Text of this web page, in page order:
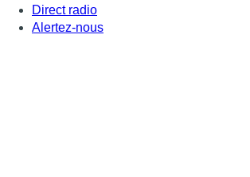
Direct radio
Alertez-nous